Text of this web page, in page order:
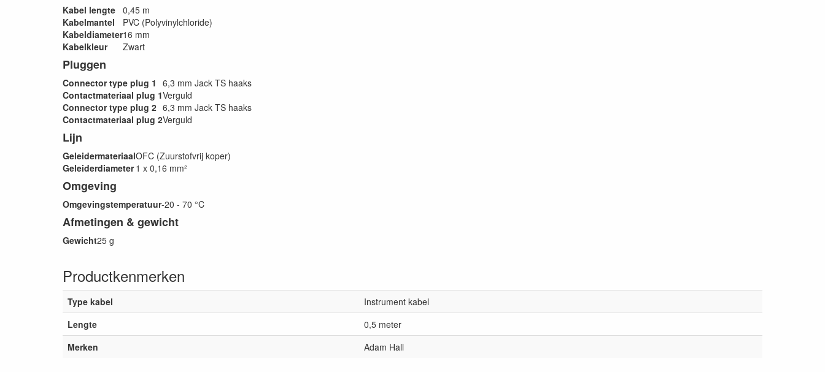
Kabel lengte 0,45 m
Kabelmantel
PVC (Polyvinylchloride)
Kabeldiameter16 mm
Kabelkleur
Zwart
Pluggen
Connector type plug 1 6,3 mm Jack TS haaks
Contactmateriaal plug 1Verguld
Connector type plug 2 6,3 mm Jack TS haaks
Contactmateriaal plug 2Verguld
Lijn
GeleidermateriaalOFC (Zuurstofvrij koper)
Geleiderdiameter 1 x 0,16 mm²
Omgeving
Omgevingstemperatuur-20 - 70 °C
Afmetingen & gewicht
Gewicht25 g
Productkenmerken
Type kabel
Instrument kabel
Lengte
0,5 meter
Merken
Adam Hall